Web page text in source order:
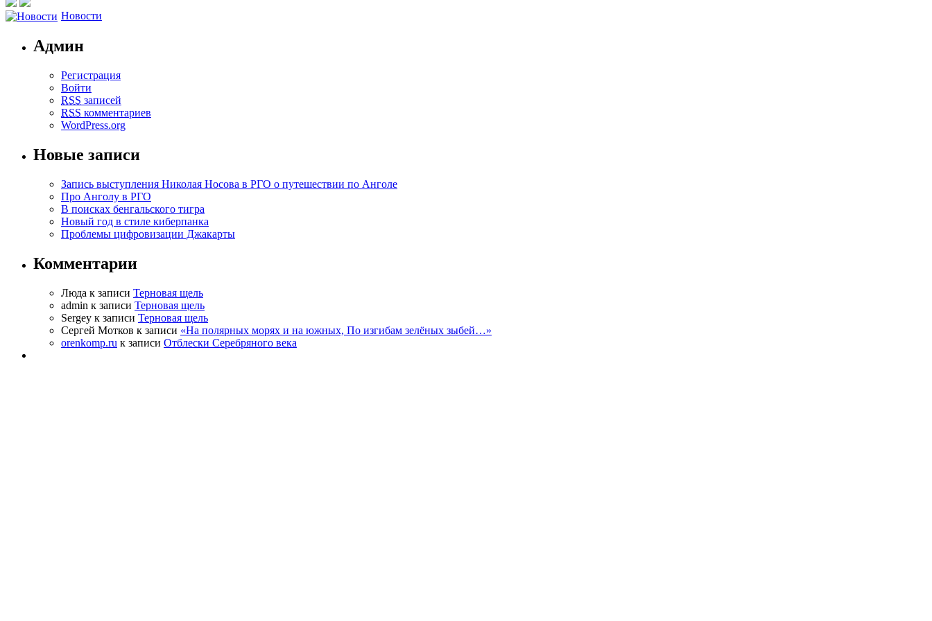
Новости
Админ
Регистрация
Войти
RSS записей
RSS комментариев
WordPress.org
Новые записи
Запись выступления Николая Носова в РГО о путешествии по Анголе
Про Анголу в РГО
В поисках бенгальского тигра
Новый год в стиле киберпанка
Проблемы цифровизации Джакарты
Комментарии
Люда к записи Терновая щель
admin к записи Терновая щель
Sergey к записи Терновая щель
Сергей Мотков к записи «На полярных морях и на южных, По изгибам зелёных зыбей…»
orenkomp.ru к записи Отблески Серебряного века